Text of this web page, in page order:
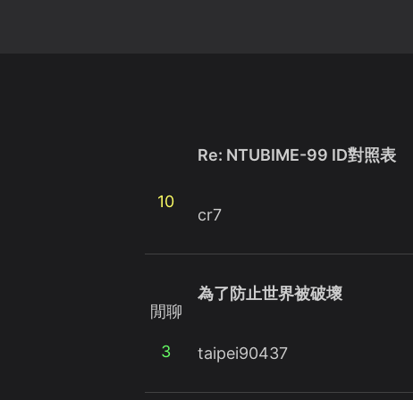
10
Re: NTUBIME-99 ID對照表
cr7
閒聊
3
為了防止世界被破壞
taipei90437